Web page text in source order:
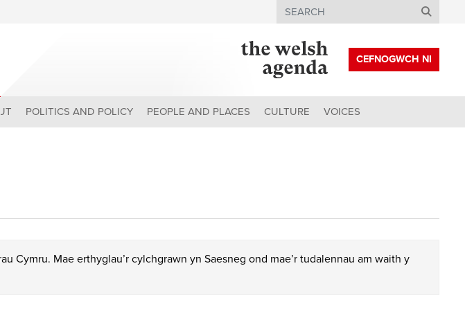
Search
CEFNOGWCH NI
POLITICS AND POLICY PEOPLE AND PLACES CULTURE VOICES
Cymru. Mae erthyglau’r cylchgrawn yn Saesneg ond mae’r tudalennau am waith y